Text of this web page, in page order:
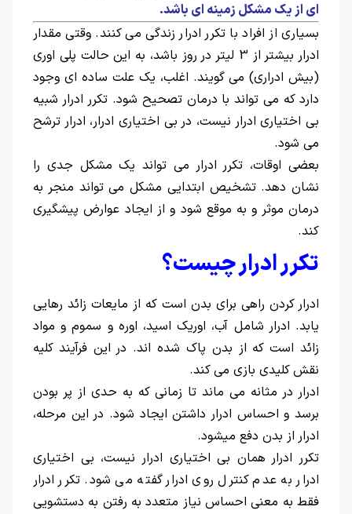
ای از یک مشکل زمینه ای باشد.
بسیاری از افراد با تکرر ادرار زندگی می کنند. وقتی مقدار
ادرار بیشتر از 3 لیتر در روز باشد، به این حالت پلی اوری
(بیش ادراری) می گویند. اغلب، یک علت ساده ای وجود
دارد که می تواند با درمان تصحیح شود. تکرر ادرار شبیه
بی اختیاری ادرار نیست، در بی اختیاری ادرار، ادرار ترشح
می شود.
بعضی اوقات، تکرر ادرار می تواند یک مشکل جدی را
نشان دهد. تشخیص ابتدایی مشکل می تواند منجر به
درمان موثر و به موقع شود و از ایجاد عوارض پیشگیری
کند.
تکرر ادرار چیست؟
ادرار کردن راهی برای بدن است که از مایعات زائد رهایی
یابد. ادرار شامل آب، اوریک اسید، اوره و سموم و مواد
زائد است که از بدن پاک شده اند. در این فرآیند کلیه
نقش کلیدی بازی می کند.
ادرار در مثانه می ماند تا زمانی که به حدی از پر بودن
برسد و احساس ادرار داشتن ایجاد شود. در این مرحله،
ادرار از بدن دفع میشود.
تکرر ادرار همان بی اختیاری ادرار نیست، بی اختیاری
ادرار به عدم کنترل روی ادرار گفته می شود. تکرر ادرار
فقط به معنی احساس نیاز متعدد به رفتن به دستشویی